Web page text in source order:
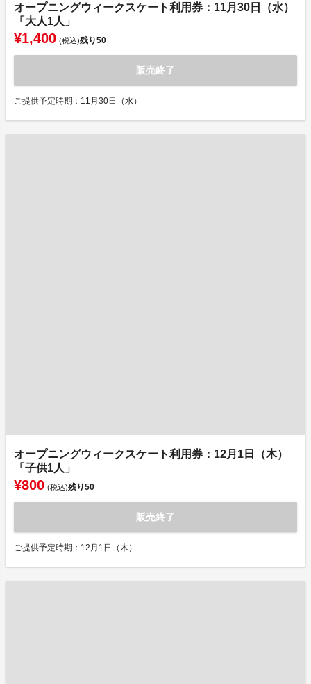
オープニングウィークスケート利用券：11月30日（水）
「大人1人」
¥1,400 (税込)残り50
販売終了
ご提供予定時期：11月30日（水）
オープニングウィークスケート利用券：12月1日（木）
「子供1人」
¥800 (税込)残り50
販売終了
ご提供予定時期：12月1日（木）